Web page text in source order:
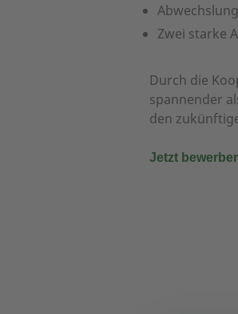
Zwei starke
Durch die
spannender
den
Jetzt